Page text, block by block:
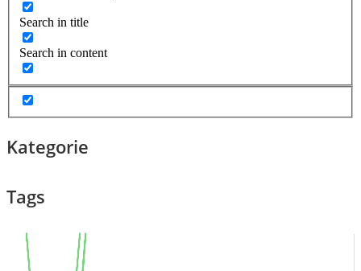
Search in title
Search in content
Kategorie
Tags